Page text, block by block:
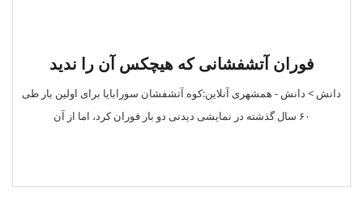
فوران آتشفشانی که هیچکس آن را ندید
دانش > دانش - همشهری آنلاین:کوه آتشفشان سورابایا برای اولین بار طی
۶۰ سال گذشته در نمایشی دیدنی دو بار فوران کرد، اما از آن